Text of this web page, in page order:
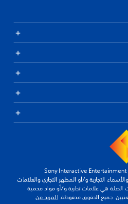
التجارية و/أو المظهر التجاري والعلامات
الصلة هي علامات تجارية و/أو مواد محمية
جميع الحقوق محفوظة. المزيد من